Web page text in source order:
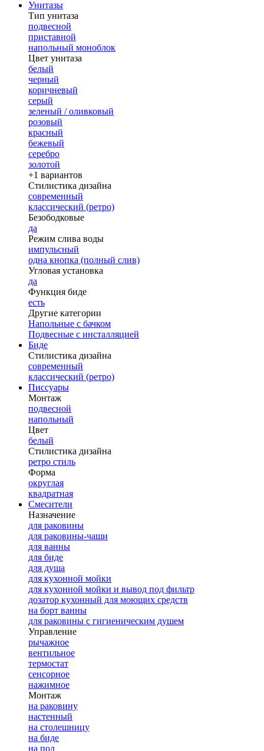
Унитазы
Тип унитаза
подвесной
приставной
напольный моноблок
Цвет унитаза
белый
черный
коричневый
серый
зеленый / оливковый
розовый
красный
бежевый
серебро
золотой
+1 вариантов
Стилистика дизайна
современный
классический (ретро)
Безободковые
да
Режим слива воды
импульсный
одна кнопка (полный слив)
Угловая установка
да
Функция биде
есть
Другие категории
Напольные с бачком
Подвесные с инсталляцией
Биде
Стилистика дизайна
современный
классический (ретро)
Писсуары
Монтаж
подвесной
напольный
Цвет
белый
Стилистика дизайна
ретро стиль
Форма
округлая
квадратная
Смесители
Назначение
для раковины
для раковины-чаши
для ванны
для биде
для душа
для кухонной мойки
для кухонной мойки и вывод под фильтр
дозатор кухонный для моющих средств
на борт ванны
для раковины с гигиеническим душем
Управление
рычажное
вентильное
термостат
сенсорное
нажимное
Монтаж
на раковину
настенный
на столешницу
на биде
на пол